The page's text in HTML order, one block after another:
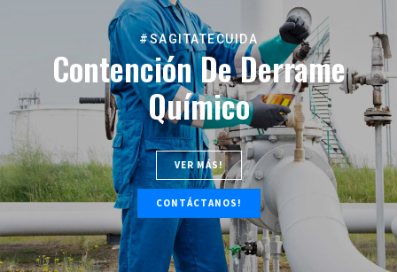
#SAGITATECUIDA
Contención De Derrame
Químico
VER MÁS!
CONTÁCTANOS!